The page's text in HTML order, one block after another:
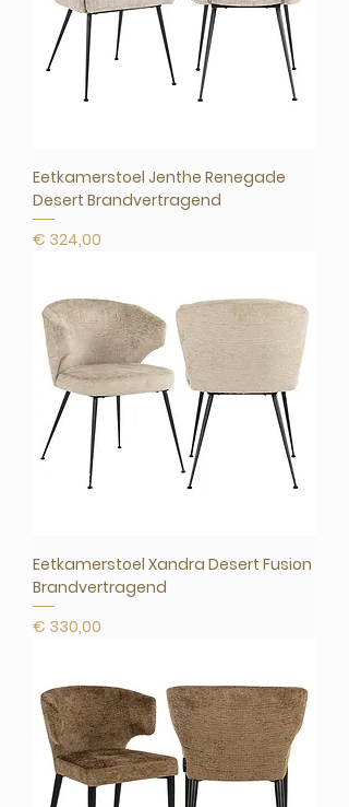
Eetkamerstoel Jenthe Renegade
Desert Brandvertragend
Prijs
€ 324,00
Eetkamerstoel Xandra Desert Fusion
Brandvertragend
Prijs
€ 330,00